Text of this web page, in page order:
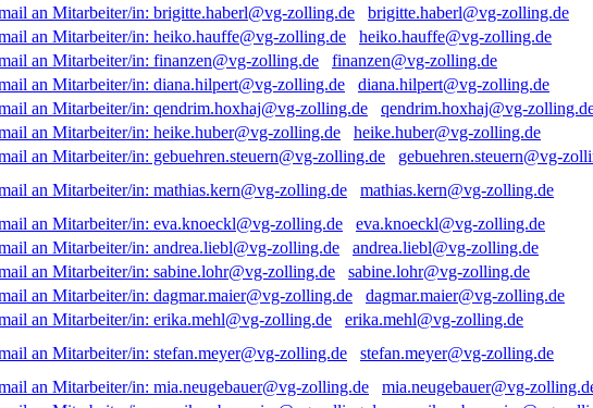
brigitte.haberl@vg-zolling.de
heiko.hauffe@vg-zolling.de
finanzen@vg-zolling.de
diana.hilpert@vg-zolling.de
qendrim.hoxhaj@vg-
heike.huber@vg-zolling.de
gebuehren.steuern@vg-
mathias.kern@vg-zolling.de
eva.knoeckl@vg-zolling.de
andrea.liebl@vg-zolling.de
sabine.lohr@vg-zolling.de
dagmar.maier@vg-zolling.de
erika.mehl@vg-zolling.de
stefan.meyer@vg-zolling.de
mia.neugebauer@vg-